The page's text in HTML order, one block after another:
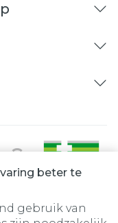
beter te
gebruik van